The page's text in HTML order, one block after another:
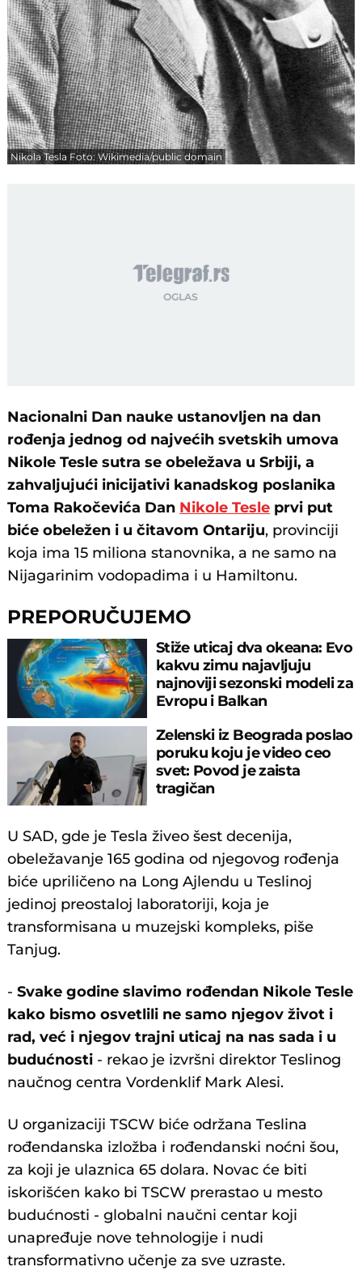
Nikola Tesla Foto: Wikimedia/public domain
Nacionalni Dan nauke ustanovljen na dan
rođenja jednog od najvećih svetskih umova
Nikole Tesle sutra se obeležava u Srbiji, a
zahvaljujući inicijativi kanadskog poslanika
Toma Rakočevića Dan Nikole Tesle prvi put
biće obeležen i u čitavom Ontariju, provinciji
koja ima 15 miliona stanovnika, a ne samo na
Nijagarinim vodopadima i u Hamiltonu.
PREPORUČUJEMO
Stiže uticaj dva okeana: Evo
kakvu zimu najavljuju
najnoviji sezonski modeli za
Evropu i Balkan
Zelenski iz Beograda poslao
poruku koju je video ceo
svet: Povod je zaista
tragičan
U SAD, gde je Tesla živeo šest decenija,
obeležavanje 165 godina od njegovog rođenja
biće upriličeno na Long Ajlendu u Teslinoj
jedinoj preostaloj laboratoriji, koja je
transformisana u muzejski kompleks, piše
Tanjug.
-Svake godine slavimo rođendan Nikole Tesle
kako bismo osvetlili ne samo njegov život i
rad, već i njegov trajni uticaj na nas sada i u
budućnosti - rekao je izvršni direktor Teslinog
naučnog centra Vordenklif Mark Alesi.
U organizaciji TSCW biće održana Teslina
rođendanska izložba i rođendanski noćni šou,
za koji je ulaznica 65 dolara. Novac će biti
iskorišćen kako bi TSCW prerastao u mesto
budućnosti - globalni naučni centar koji
unapređuje nove tehnologije i nudi
transformativno učenje za sve uzraste.